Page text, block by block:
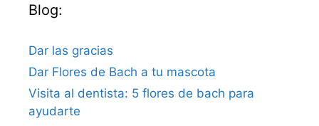
Blog:
Dar las gracias
Dar Flores de Bach a tu mascota
Visita al dentista: 5 flores de bach para
ayudarte